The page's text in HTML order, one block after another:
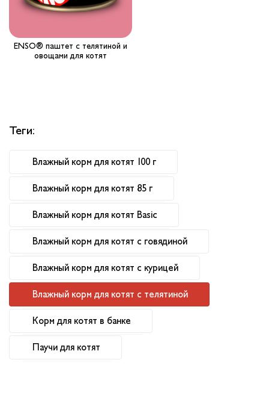
ENSO® паштет с телятиной и
овощами для котят
Теги:
Влажный корм для котят 100 г
Влажный корм для котят 85 г
Влажный корм для котят Basic
Влажный корм для котят с говядиной
Влажный корм для котят с курицей
Влажный корм для котят с телятиной
Корм для котят в банке
Паучи для котят